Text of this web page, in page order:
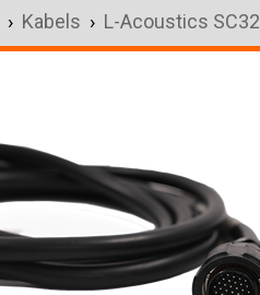
› Kabels › L-Acoustics